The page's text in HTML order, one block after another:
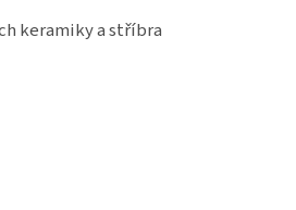
keramiky a stříbra